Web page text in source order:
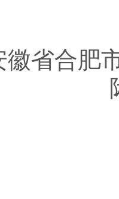
合肥市